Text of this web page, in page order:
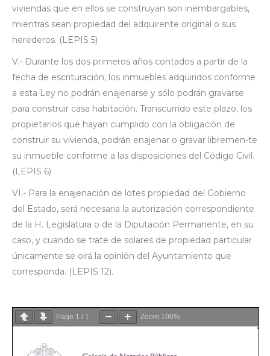
viviendas que en ellos se construyan son inembargables,
mientras sean propiedad del adquirente original o sus
herederos. (LEPIS 5)
V.- Durante los dos primeros años contados a partir de la
fecha de escrituración, los inmuebles adquiridos conforme
a esta Ley no podrán enajenarse y sólo podrán gravarse
para construir casa habitación. Transcurrido este plazo, los
propietarios que hayan cumplido con la obligación de
construir su vivienda, podrán enajenar o gravar libremen-te
su inmueble conforme a las disposiciones del Código Civil.
(LEPIS 6)
VI.- Para la enajenación de lotes propiedad del Gobierno
del Estado, será necesaria la autorización correspondiente
de la H. Legislatura o de la Diputación Permanente, en su
caso, y cuando se trate de solares de propiedad particular
únicamente se oirá la opinión del Ayuntamiento que
corresponda. (LEPIS 12).
Page 1 / 1 Zoom 100%